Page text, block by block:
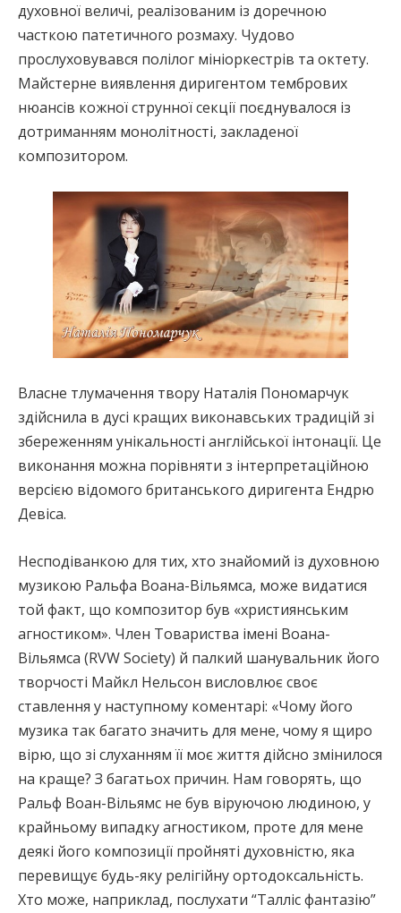
духовної величі, реалізованим із доречною
часткою патетичного розмаху. Чудово
прослуховувався полілог мініоркестрів та октету.
Майстерне виявлення диригентом тембрових
нюансів кожної струнної секції поєднувалося із
дотриманням монолітності, закладеної
композитором.
Власне тлумачення твору Наталія Пономарчук
здійснила в дусі кращих виконавських традицій зі
збереженням унікальності англійської інтонації. Це
виконання можна порівняти з інтерпретаційною
версією відомого британського диригента Ендрю
Девіса.
Несподіванкою для тих, хто знайомий із духовною
музикою Ральфа Воана-Вільямса, може видатися
той факт, що композитор був «християнським
агностиком». Член Товариства імені Воана-
Вільямса (RVW Society) й палкий шанувальник його
творчості Майкл Нельсон висловлює своє
ставлення у наступному коментарі: «Чому його
музика так багато значить для мене, чому я щиро
вірю, що зі слуханням її моє життя дійсно змінилося
на краще? З багатьох причин. Нам говорять, що
Ральф Воан-Вільямс не був віруючою людиною, у
крайньому випадку агностиком, проте для мене
деякі його композиції пройняті духовністю, яка
перевищує будь-яку релігійну ортодоксальність.
Хто може, наприклад, послухати “Талліс фантазію”